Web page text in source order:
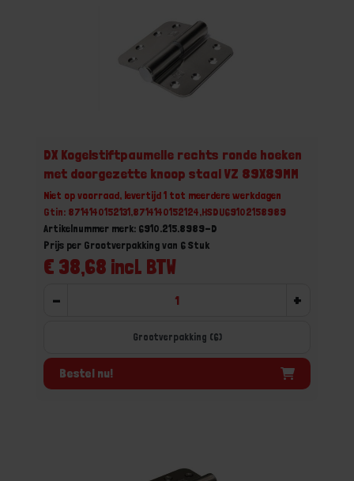
DX Kogelstiftpaumelle rechts ronde hoeken
met doorgezette knoop staal VZ 89X89MM
Niet op voorraad, levertijd 1 tot meerdere werkdagen
Gtin: 8714140152131,8714140152124,HSDU69102158989
Artikelnummer merk: 6910.215.8989-D
€ 38,68 incl. BTW
Prijs per Grootverpakking van 6 Stuk
- +
Grootverpakking (6)
Bestel nu!